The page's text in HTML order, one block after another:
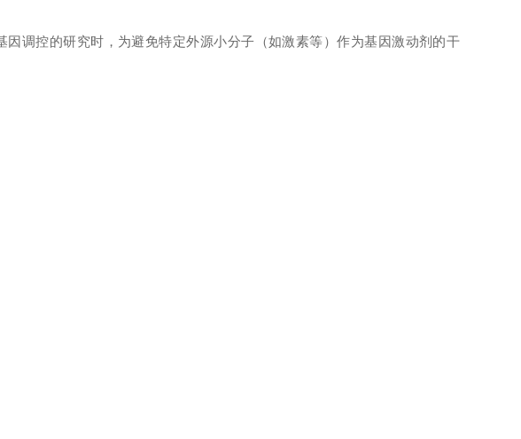
调控的研究时，为避免特定外源小分子（如激素等）作为基因激动剂的干